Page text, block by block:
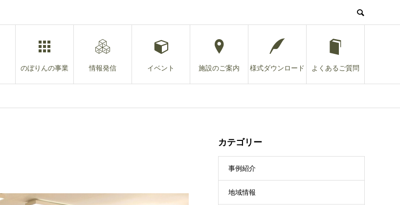
のぼりんの事業 情報発信 イベント 施設のご案内 様式ダウンロード よくあるご質問
カテゴリー
事例紹介
地域情報